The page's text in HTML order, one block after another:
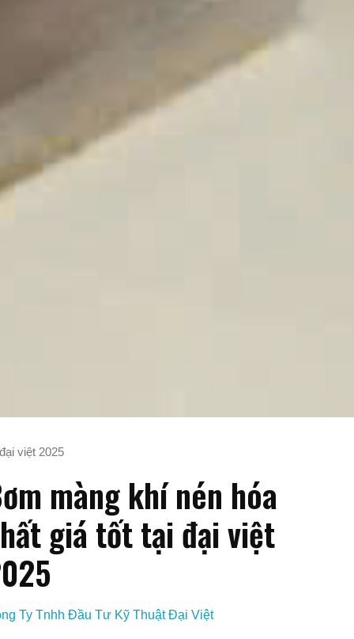
việt 2025
màng khí nén hóa
giá tốt tại đại việt
Ty Tnhh Đầu Tư Kỹ Thuật Đại Việt